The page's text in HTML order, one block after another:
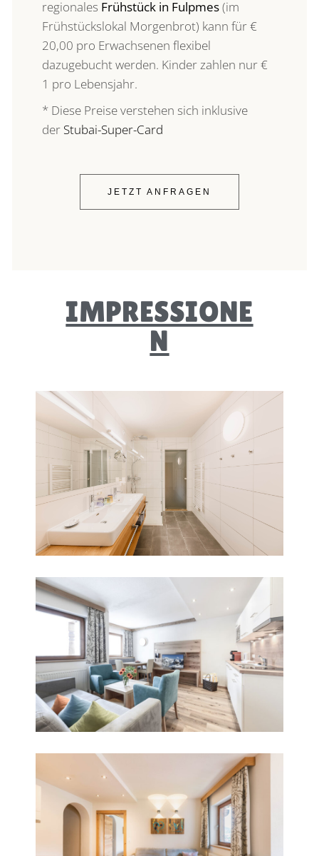
regionales Frühstück in Fulpmes(im
Frühstückslokal Morgenbrot) kann für €
20,00 pro Erwachsenen flexibel
dazugebucht werden. Kinder zahlen nur €
1 pro Lebensjahr.
* Diese Preise verstehen sich inklusive
der Stubai-Super-Card
JETZT ANFRAGEN
IMPRESSIONE
N